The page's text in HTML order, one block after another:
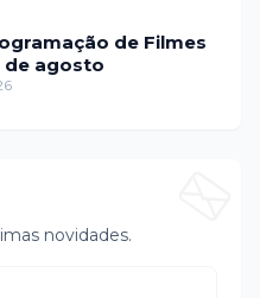
de Filmes
de agosto
novidades.